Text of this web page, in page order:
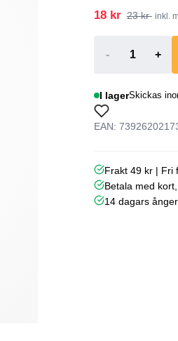
18 kr 23 kr inkl.
- +
I lagerSkickas
EAN:
Frakt 49 kr | Fri
Betala med
14 dagars